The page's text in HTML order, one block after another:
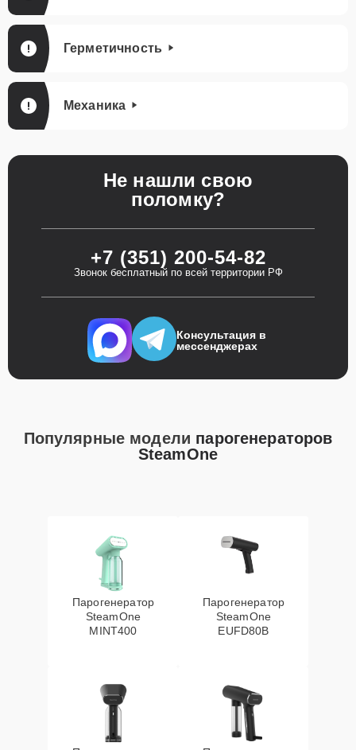
Герметичность
Механика
Не нашли свою
поломку?
+7 (351) 200-54-82
Звонок бесплатный по всей территории РФ
Консультация в
мессенджерах
Популярные модели парогенераторов
SteamOne
Парогенератор
SteamOne
MINT400
Парогенератор
SteamOne
EUFD80B